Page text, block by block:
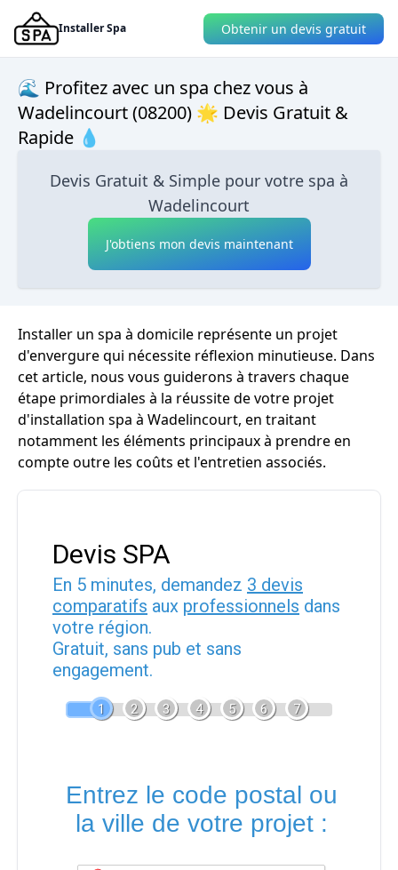
Installer Spa Obtenir un devis gratuit
🌊 Profitez avec un spa chez vous à
Wadelincourt (08200) 🌟 Devis Gratuit &
Rapide 💧
Devis Gratuit & Simple pour votre spa à
Wadelincourt
J'obtiens mon devis maintenant
Installer un spa à domicile représente un projet
d'envergure qui nécessite réflexion minutieuse. Dans
cet article, nous vous guiderons à travers chaque
étape primordiales à la réussite de votre projet
d'installation spa à Wadelincourt, en traitant
notamment les éléments principaux à prendre en
compte outre les coûts et l'entretien associés.
Devis SPA
En 5 minutes, demandez 3 devis
comparatifs aux professionnels dans
votre région.
Gratuit, sans pub et sans
engagement.
1 2 3 4 5 6 7
Entrez le code postal ou
la ville de votre projet :